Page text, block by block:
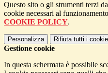
Questo sito o gli strumenti terzi
cookie necessari al
COOKIE POLICY.
Personalizza Rifiuta tutti i
Gestione cookie
In questa schermata è possibile